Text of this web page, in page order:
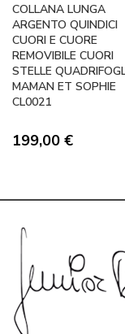
COLLANA LUNGA
ARGENTO QUINDICI
CUORI E CUORE
REMOVIBILE CUORI
STELLE
MAMAN ET SOPHIE
CL0021
199,00 €